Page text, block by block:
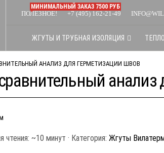
ПОЛЕЗНОЕ! +7 (495) 162-21-49
МИНИМАЛЬНЫЙ ЗАКАЗ 7500 РУБ
ЖГУТЫ И ТРУБНАЯ ИЗОЛЯЦИЯ
АНАЛИЗ ДЛЯ ГЕРМЕТИЗАЦИИ ШВОВ
чтения: ~10 минут · Категория: Жгуты